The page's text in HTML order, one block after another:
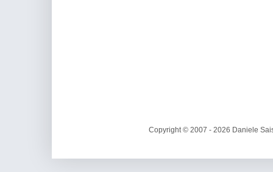
Copyright © 2007 - 2026 Daniele